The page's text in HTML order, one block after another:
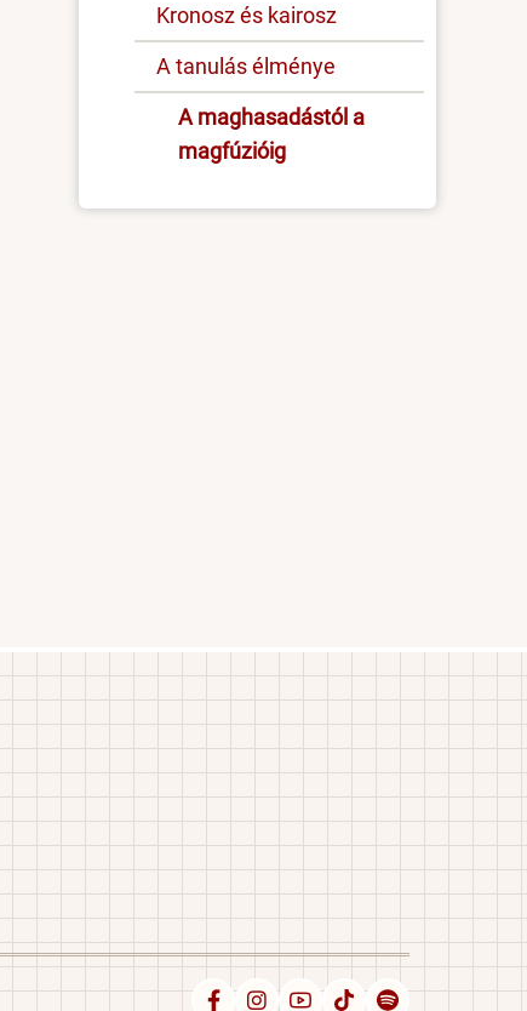
Kronosz és kairosz
A tanulás élménye
A maghasadástól a
magfúzióig